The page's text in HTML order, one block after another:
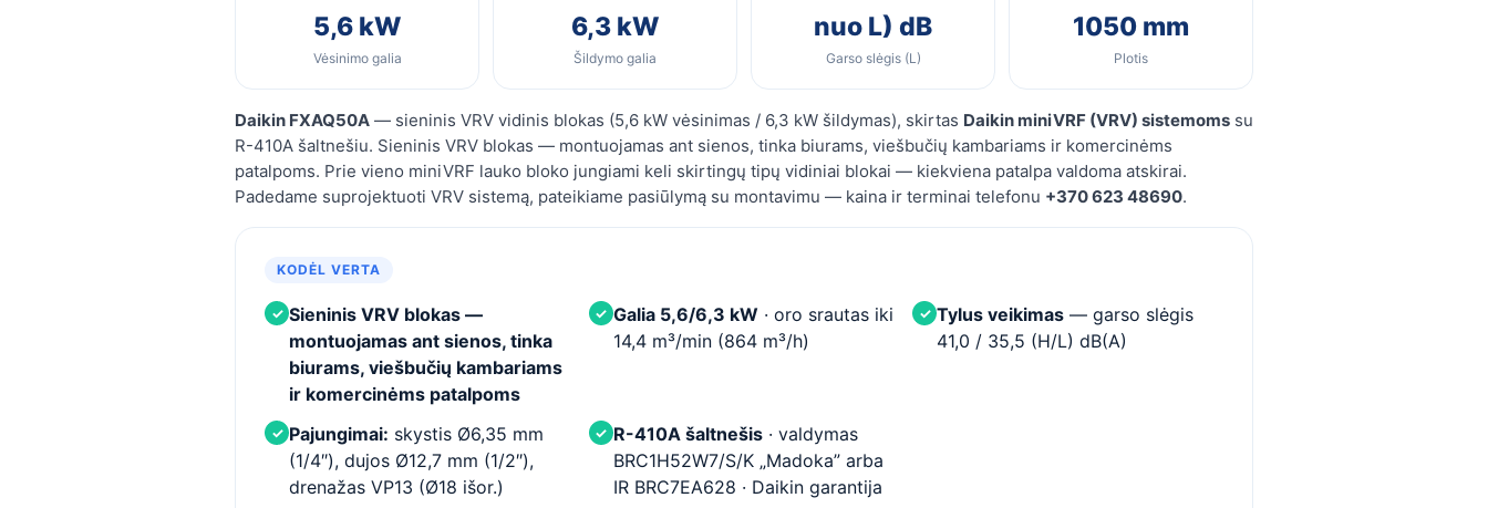
5,6 kW
Vėsinimo galia
6,3 kW
Šildymo galia
nuo L) dB
Garso slėgis (L)
1050 mm
Plotis
Daikin FXAQ50A — sieninis VRV vidinis blokas (5,6 kW vėsinimas / 6,3 kW šildymas), skirtas Daikin miniVRF (VRV) sistemoms su
R-410A šaltnešiu. Sieninis VRV blokas — montuojamas ant sienos, tinka biurams, viešbučių kambariams ir komercinėms
patalpoms. Prie vieno miniVRF lauko bloko jungiami keli skirtingų tipų vidiniai blokai — kiekviena patalpa valdoma atskirai.
Padedame suprojektuoti VRV sistemą, pateikiame pasiūlymą su montavimu — kaina ir terminai telefonu +370 623 48690.
KODĖL VERTA
✓ Sieninis VRV blokas —
montuojamas ant sienos, tinka
biurams, viešbučių kambariams
ir komercinėms patalpoms
✓ Galia 5,6/6,3 kW· oro srautas iki
14,4 m³/min (864 m³/h)
✓ Tylus veikimas — garso slėgis
41,0 / 35,5 (H/L) dB(A)
✓ Pajungimai: skystis Ø6,35 mm
(1/4″), dujos Ø12,7 mm (1/2″),
drenažas VP13 (Ø18 išor.)
✓ R-410A šaltnešis· valdymas
BRC1H52W7/S/K „Madoka” arba
IR BRC7EA628 · Daikin garantija